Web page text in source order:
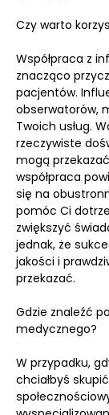
Czy warto
Współpraca z
znacząco
pacjentów.
obserwatorów,
Twoich usług.
rzeczywiste
mogą
współpraca
się na
pomóc Ci
zwiększyć
jednak, że
jakości i
przekazać.
Gdzie znaleźć
medycznego?
W przypadku,
chciałbyś